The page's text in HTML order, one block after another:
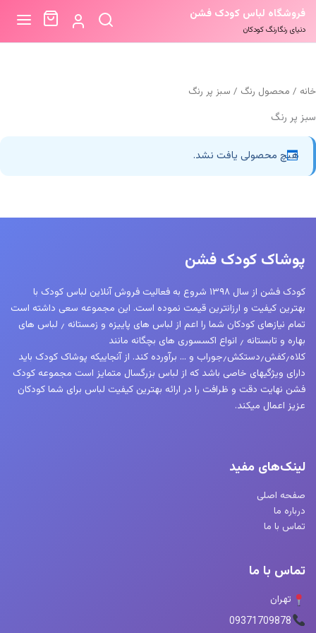
فروشگاه لباس کودک فشن
دنیای رنگارنگ کودکان
خانه / محصول رنگ / سبز پر رنگ
سبز پر رنگ
هیچ محصولی یافت نشد.
پوشاک کودک فشن
کودک فشن از سال ۱۳۹۸ شروع به فعالیت فروش آنلاین لباس کودک با
بهترین کیفیت و ارزانترین قیمت نموده است. این مجموعه سعی داشته است
تمام نیازهای کودکان شما را اعم از لباس های پاییزه و زمستانه ٫ لباس های
بهاره و تابستانه ٫ انواع اکسسوری های بچگانه مانند
کلاه٫کفش٫دستکش٫جوراب و … برآورده کند. از آنجاییکه پوشاک کودک باید
دارای ویژگیهای خاصی باشد که از لباس بزرگسال متمایز است مجموعه کودک
فشن نهایت دقت و ظرافت را در ارائه بهترین کیفیت لباس برای شما کودکان
عزیز اعمال میکند.
لینک‌های مفید
صفحه اصلی
درباره ما
تماس با ما
تماس با ما
تهران
09371709878